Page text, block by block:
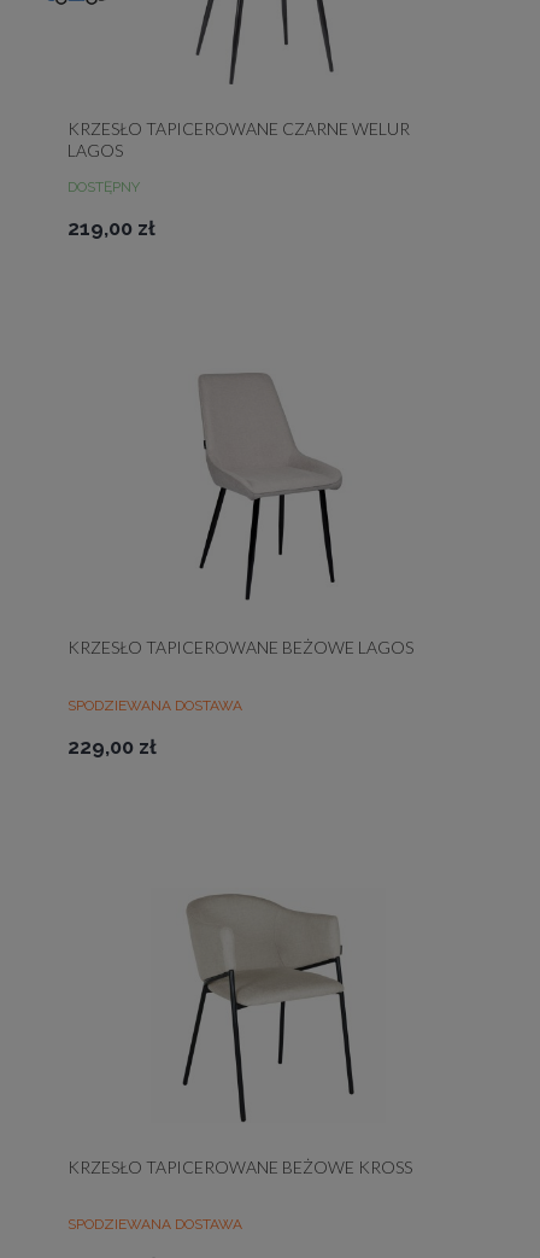
KRZESŁO TAPICEROWANE CZARNE WELUR
LAGOS
DOSTĘPNY
219,00 zł
KRZESŁO TAPICEROWANE BEŻOWE LAGOS
SPODZIEWANA DOSTAWA
229,00 zł
KRZESŁO TAPICEROWANE BEŻOWE KROSS
SPODZIEWANA DOSTAWA